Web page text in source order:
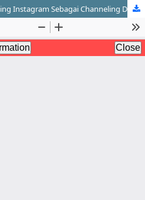
Optimalisasi Digital Marketing Instagram Sebagai Channeling Di Lingkungan Mahasiswa UPI Kampus Cibiru